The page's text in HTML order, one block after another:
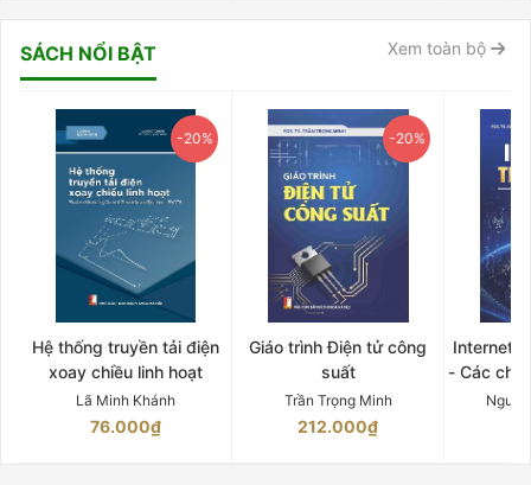
SÁCH NỔI BẬT Xem toàn bộ
-20%
Hệ thống truyền tải điện
xoay chiều linh hoạt
Lã Minh Khánh
76.000₫
-20%
Giáo trình Điện tử công
suất
Trần Trọng Minh
212.000₫
Internet
- Các